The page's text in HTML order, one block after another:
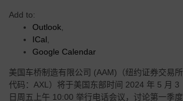
Add to:
Outlook
ICal
Google Calendar
美国车桥制造有限公司 (AAM)（纽约证券交易所
代码：AXL）将于美国东部时间 2024 年 5 月 3
日周五上午 10:00 举行电话会议，讨论第一季度